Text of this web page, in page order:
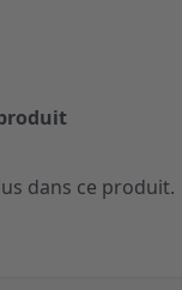
dans ce produit.